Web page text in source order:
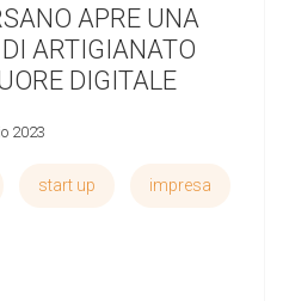
APRE UNA
ARTIGIANATO
DIGITALE
2023
start up impresa